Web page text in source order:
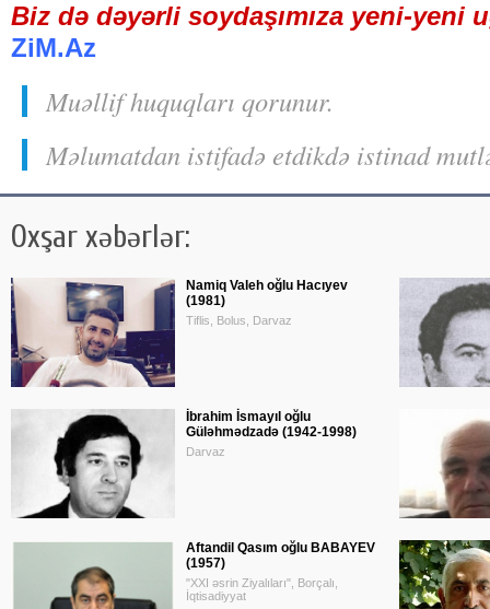
Biz də dəyərli soydaşımıza yeni-yeni
ZiM.Az
Muəllif huquqları qorunur.
Məlumatdan istifadə etdikdə istinad
Oxşar xəbərlər:
Namiq Valeh oğlu Hacıyev
(1981)
Tiflis, Bolus, Darvaz
İbrahim İsmayıl oğlu
Güləhmədzadə (1942-1998)
Darvaz
Aftandil Qasım oğlu BABAYEV
(1957)
"XXI əsrin Ziyalıları", Borçalı,
İqtisadiyyat